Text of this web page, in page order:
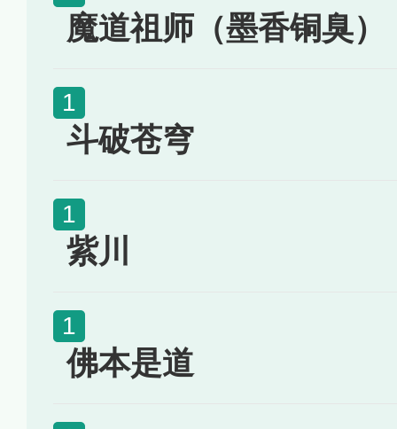
魔道祖师（墨香铜臭）
斗破苍穹
紫川
佛本是道